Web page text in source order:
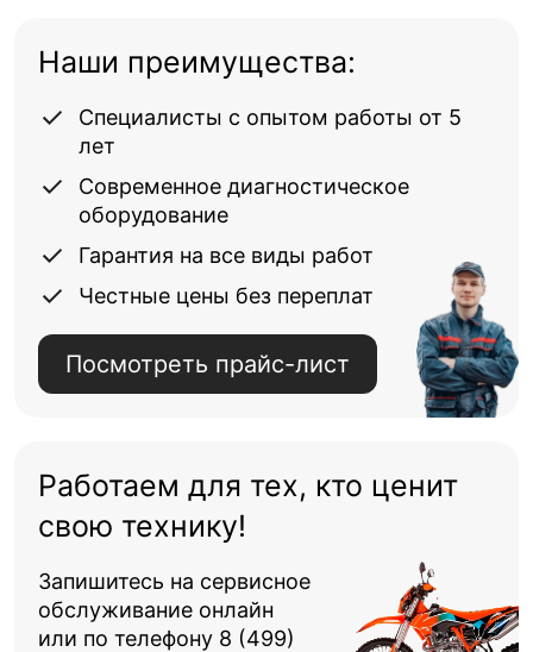
Наши преимущества:
Специалисты с опытом работы от 5
лет
Современное диагностическое
оборудование
Гарантия на все виды работ
Честные цены без переплат
Посмотреть прайс-лист
Работаем для тех, кто ценит
свою технику!
Запишитесь на сервисное
обслуживание онлайн
или по телефону 8 (499)